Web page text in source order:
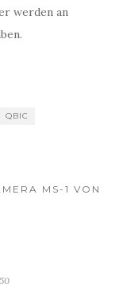
werden an
QBIC
MS-1 VON